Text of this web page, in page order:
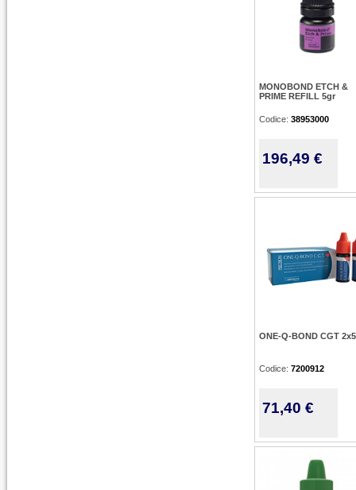
MONOBOND ETCH &
PRIME REFILL 5gr
Codice: 38953000
196,49 €
ONE-Q-BOND CGT
Codice: 7200912
71,40 €